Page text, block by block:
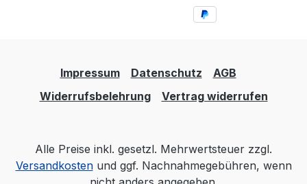
Impressum Datenschutz
AGB
Widerrufsbelehrung
Vertrag widerrufen
Alle Preise inkl. gesetzl. Mehrwertsteuer zzgl.
Versandkostenund ggf. Nachnahmegebühren, wenn